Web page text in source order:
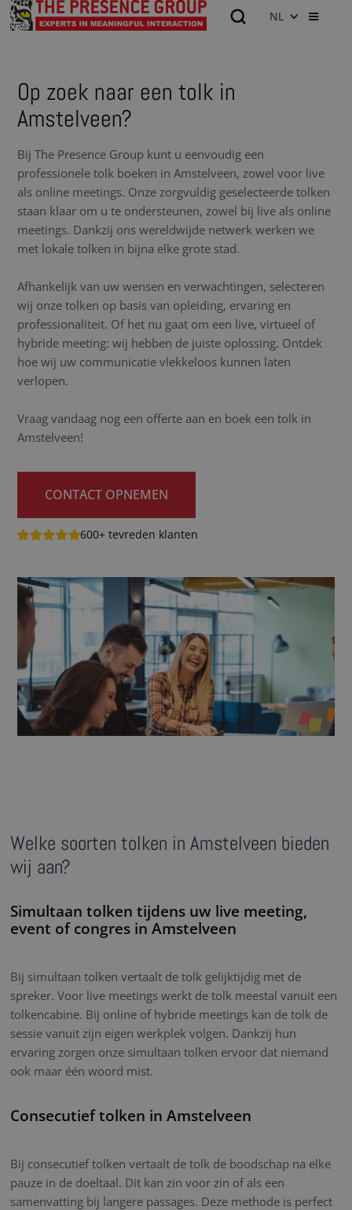
NL
Op zoek naar een tolk in
Amstelveen?
Bij The Presence Group kunt u eenvoudig een
professionele tolk boeken in Amstelveen, zowel voor live
als online meetings. Onze zorgvuldig geselecteerde tolken
staan klaar om u te ondersteunen, zowel bij live als online
meetings. Dankzij ons wereldwijde netwerk werken we
met lokale tolken in bijna elke grote stad.
Afhankelijk van uw wensen en verwachtingen, selecteren
wij onze tolken op basis van opleiding, ervaring en
professionaliteit. Of het nu gaat om een live, virtueel of
hybride meeting: wij hebben de juiste oplossing. Ontdek
hoe wij uw communicatie vlekkeloos kunnen laten
verlopen.
Vraag vandaag nog een offerte aan en boek een tolk in
Amstelveen!
CONTACT OPNEMEN
600+ tevreden klanten
Welke soorten tolken in Amstelveen bieden
wij aan?
Simultaan tolken tijdens uw live meeting,
event of congres in Amstelveen
Bij simultaan tolken vertaalt de tolk gelijktijdig met de
spreker. Voor live meetings werkt de tolk meestal vanuit een
tolkencabine. Bij online of hybride meetings kan de tolk de
sessie vanuit zijn eigen werkplek volgen. Dankzij hun
ervaring zorgen onze simultaan tolken ervoor dat niemand
ook maar één woord mist.
Consecutief tolken in Amstelveen
Bij consecutief tolken vertaalt de tolk de boodschap na elke
pauze in de doeltaal. Dit kan zin voor zin of als een
samenvatting bij langere passages. Deze methode is perfect